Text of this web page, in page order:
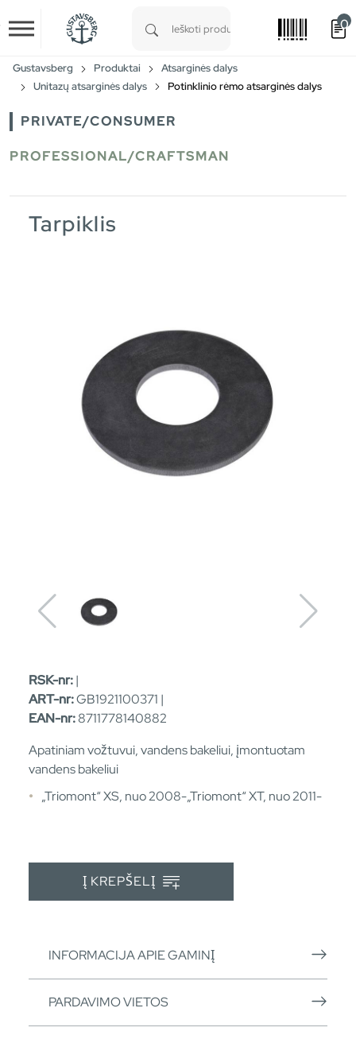
Skip to main content
0
Gustavsberg Produktai
Atsarginės dalys
Unitazų atsarginės dalys
Potinklinio rėmo atsarginės dalys
PRIVATE/CONSUMER
PROFESSIONAL/CRAFTSMAN
Tarpiklis
RSK-nr:|
ART-nr:GB1921100371 |
EAN-nr:8711778140882
Apatiniam vožtuvui, vandens bakeliui, įmontuotam
vandens bakeliui
„Triomont“ XS, nuo 2008-„Triomont“ XT, nuo 2011-
Į KREPŠELĮ
INFORMACIJA APIE GAMINĮ
PARDAVIMO VIETOS